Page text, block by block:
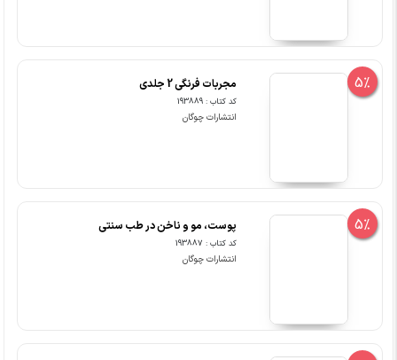
5% مجربات فرنگی 2 جلدی
کد کتاب : 193889
انتشارات چوگان
5% پوست، مو و ناخن در طب سنتی
کد کتاب : 193887
انتشارات چوگان